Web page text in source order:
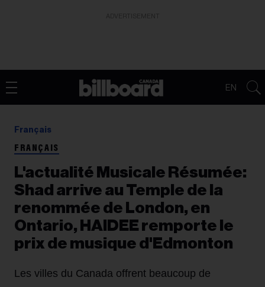
EN
Français
FRANÇAIS
L'actualité Musicale Résumée:
Shad arrive au Temple de la
renommée de London, en
Ontario, HAIDEE remporte le
prix de musique d'Edmonton
Les villes du Canada offrent beaucoup de